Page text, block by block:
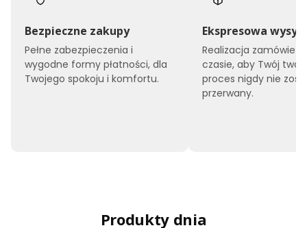
Bezpieczne zakupy
Pełne zabezpieczenia i
wygodne formy płatności, dla
Twojego spokoju i komfortu.
Ekspresowa
Realizacja zamówień
czasie, aby Twój
proces nigdy nie
przerwany.
Produkty dnia